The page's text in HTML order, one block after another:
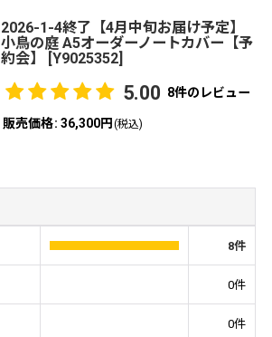
2026-1-4終了【4月中旬お届け予定】
小鳥の庭 A5オーダーノートカバー【予
約会】
[Y9025352]
5.00 8件のレビュー
販売価格: 36,300円 (税込)
8件
0件
0件